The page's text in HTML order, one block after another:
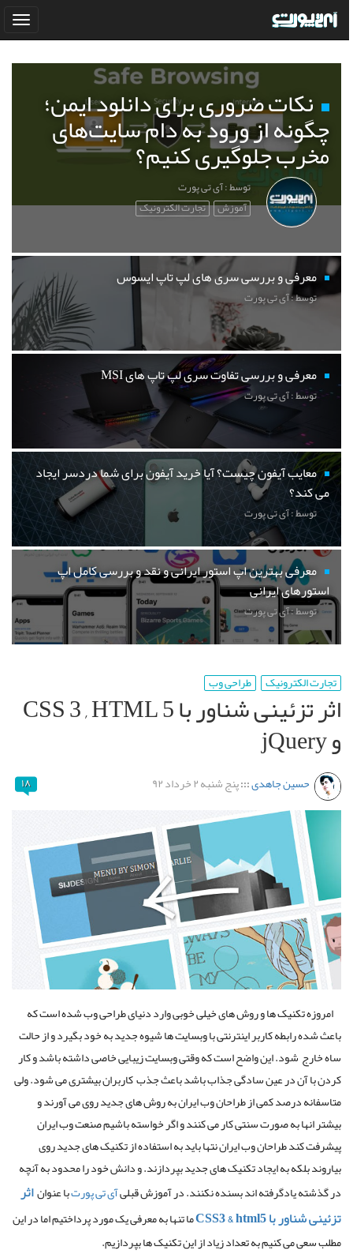
نکات ضروری برای دانلود ایمن؛
چگونه از ورود به دام سایت‌های
مخرب جلوگیری کنیم؟
توسط : آی تی پورت
آموزش تجارت الکترونیک
معرفی و بررسی سری های لپ تاپ ایسوس
توسط : آی تی پورت
معرفی و بررسی تفاوت سری لپ تاپ های MSI
توسط : آی تی پورت
معایب آیفون چیست؟ آیا خرید آیفون برای شما دردسر ایجاد
می کند؟
توسط : آی تی پورت
معرفی بهترین اپ استور ایرانی و نقد و بررسی کامل اپ
استورهای ایرانی
توسط : آی تی پورت
تجارت الکترونیک طراحی وب
اثر تزئینی شناور با CSS 3 , HTML 5
و jQuery
حسین جاهدی:::پنج شنبه ۲ خرداد ۹۲ ۱۸
امروزه تکنیک ها و روش های خیلی خوبی وارد دنیای طراحی وب شده است که
باعث شده رابطه کاربر اینترنتی با وبسایت ها شیوه جدید به خود بگیرد و از حالت
ساه خارج شود. این واضح است که وقتی وبسایت زیبایی خاصی داشته باشد و کار
کردن با آن در عین سادگی جذاب باشد باعث جذب کاربران بیشتری می شود. ولی
متاسفانه درصد کمی از طراحان وب ایران به روش های جدید روی می آورند و
بیشتر انها به صورت سنتی کار می کنند و اگر خواسته باشیم صنعت وب ایران
پیشرفت کند طراحان وب ایران نتها باید به استفاده از تکنیک های جدید روی
بیاروند بلکه به ایجاد تکنیک های جدید بپردازند. و دانش خود را محدود به آنچه
در گذشته یادگرفته اند بسنده نکنند. در آموزش قبلیآی تی پورتبا عنواناثر
تزئینی شناور با CSS3 & html5
ما تنها به معرفی یک مورد پرداختیم اما در این
مطلب سعی می کنیم به تعداد زیاد از این تکنیک ها بپردازیم.